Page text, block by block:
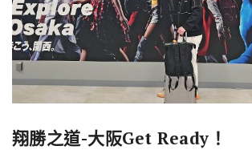
翔勝之道-大阪Get Ready！